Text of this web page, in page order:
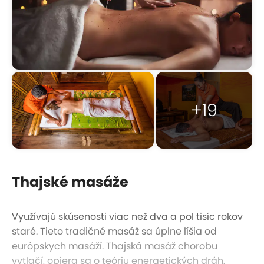
+19
Thajské masáže
Využívajú skúsenosti viac než dva a pol tisíc rokov
staré. Tieto tradičné masáž sa úplne líšia od
európskych masáží. Thajská masáž chorobu
vytlačí, opiera sa o teóriu energetických dráh,